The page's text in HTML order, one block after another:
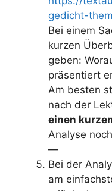
gedicht-
Bei einem
kurzen
geben:
präsentiert
Am besten
nach der
einen
Analyse
—
Bei der
am